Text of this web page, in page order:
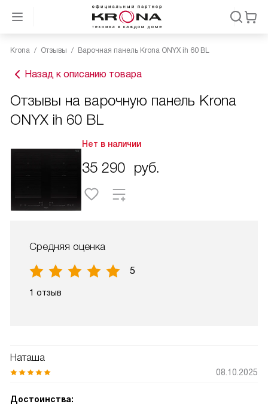
Krona Отзывы Варочная панель Krona ONYX ih 60 BL
Назад к описанию товара
Отзывы на варочную панель Krona
ONYX ih 60 BL
Нет в наличии
35 290 руб.
Средняя оценка
5
1 отзыв
Наташа
08.10.2025
Достоинства: